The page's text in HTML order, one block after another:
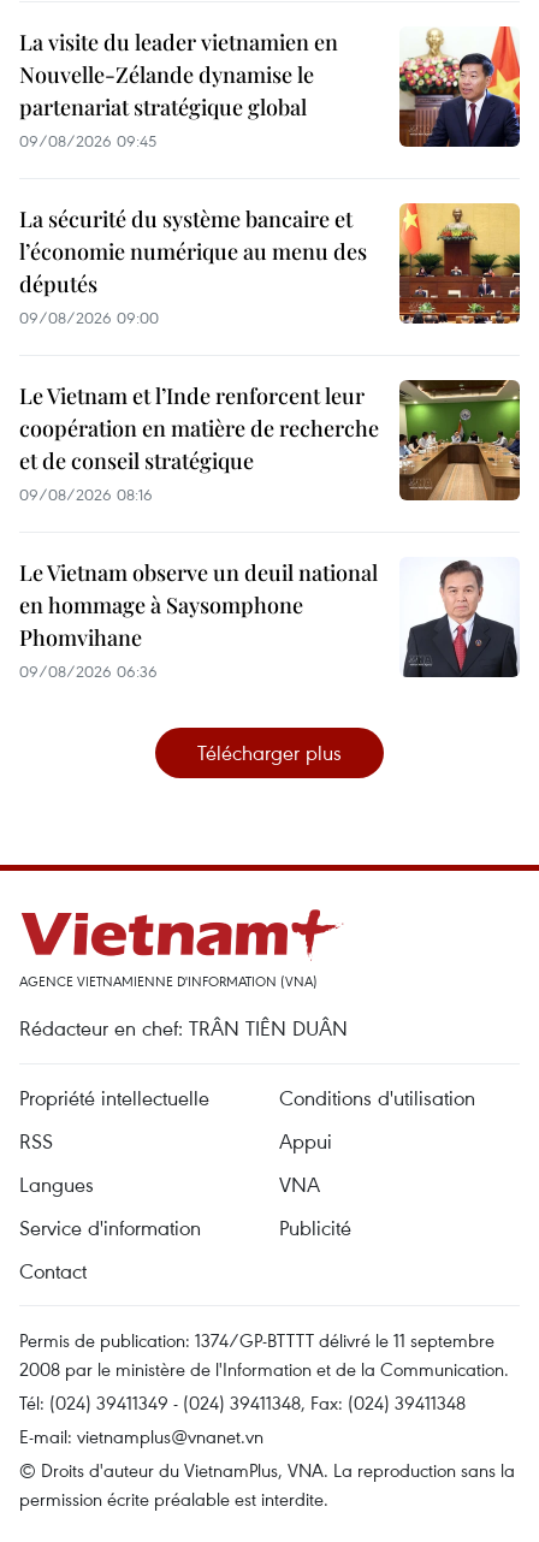
La visite du leader vietnamien en
Nouvelle-Zélande dynamise le
partenariat stratégique global
09/08/2026 09:45
La sécurité du système bancaire et
l’économie numérique au menu des
députés
09/08/2026 09:00
Le Vietnam et l’Inde renforcent leur
coopération en matière de recherche
et de conseil stratégique
09/08/2026 08:16
Le Vietnam observe un deuil national
en hommage à Saysomphone
Phomvihane
09/08/2026 06:36
Télécharger plus
AGENCE VIETNAMIENNE D'INFORMATION (VNA)
Rédacteur en chef: TRÂN TIÊN DUÂN
Propriété intellectuelle
Conditions d'utilisation
RSS
Appui
Langues
VNA
Service d'information
Publicité
Contact
Permis de publication: 1374/GP-BTTTT délivré le 11 septembre
2008 par le ministère de l'Information et de la Communication.
Tél: (024) 39411349 - (024) 39411348, Fax: (024) 39411348
E-mail: vietnamplus@vnanet.vn
© Droits d'auteur du VietnamPlus, VNA. La reproduction sans la
permission écrite préalable est interdite.